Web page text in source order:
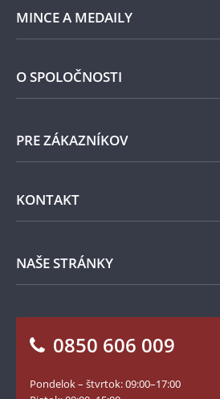
MINCE A MEDAILY
Len v Národnej Pokladnici
Pamätné medaily
100. výročie vzniku Česko-Slovenska
O SPOLOČNOSTI
Národná Pokladnica
PRE ZÁKAZNÍKOV
Všeobecné obchodné podmienky
Ochrana osobných údajov
Numizmatické novinky
KONTAKT
Napíšte nám
NAŠE STRÁNKY
Blog Pokladnica mincí
Facebook Národnej Pokladnice
0850 606 009
Pondelok – štvrtok: 09:00–17:00